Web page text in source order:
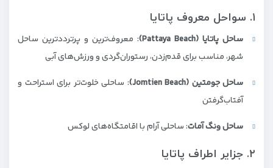
۱. سواحل معروف پاتایا
ساحل پاتایا (Pattaya Beach)
: معروف‌ترین و پرترددترین ساحل
شهر، مناسب برای قدم‌زدن، رستوران‌گردی و ورزش‌های آبی
ساحل جومتین (Jomtien Beach)
: ساحلی خلوت‌تر برای استراحت و
آفتاب‌گرفتن
ساحل ونگ آمات: ساحلی آرام با اقامتگاه‌های لوکس
۲. جزایر اطراف پاتایا